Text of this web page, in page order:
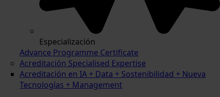
Especialización
Advance Programme Certificate
Acreditación Specialised Expertise
Acreditación en IA + Data + Sostenibilidad + Nueva
Tecnologías + Management